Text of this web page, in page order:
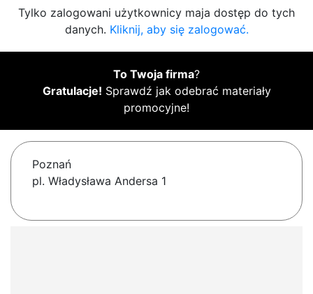
Tylko zalogowani użytkownicy maja dostęp do tych
danych. Kliknij, aby się zalogować.
To Twoja firma?
Gratulacje! Sprawdź jak odebrać materiały
promocyjne!
Poznań
pl. Władysława Andersa 1